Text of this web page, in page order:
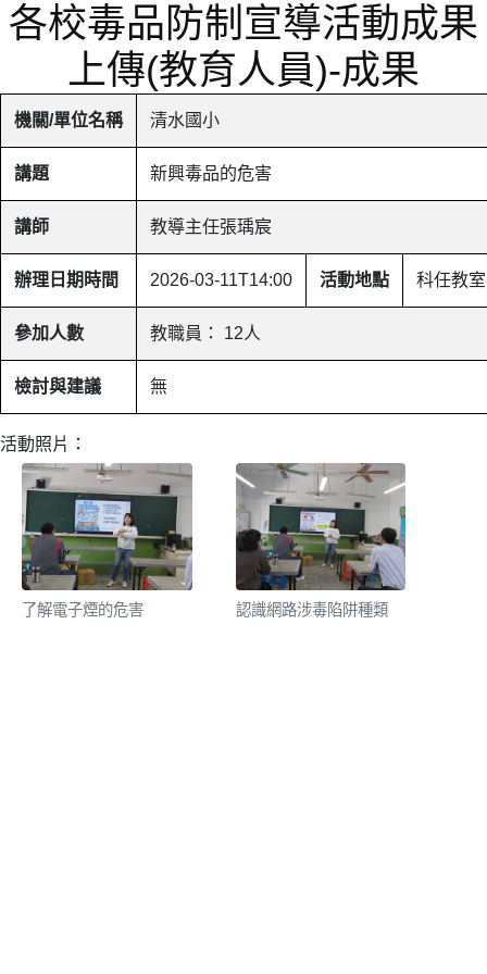
各校毒品防制宣導活動成果
上傳(教育人員)-成果
機關/單位名稱 清水國小
講題 新興毒品的危害
講師 教導主任張瑀宸
辦理日期時間 2026-03-11T14:00 活動地點 科任教室
參加人數 教職員： 12人
檢討與建議 無
活動照片：
了解電子煙的危害 認識網路涉毒陷阱種類